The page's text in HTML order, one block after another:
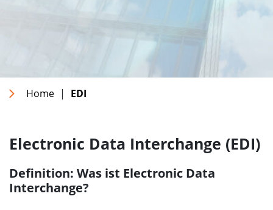
Home | EDI
Electronic Data Interchange (EDI)
Definition: Was ist Electronic Data
Interchange?